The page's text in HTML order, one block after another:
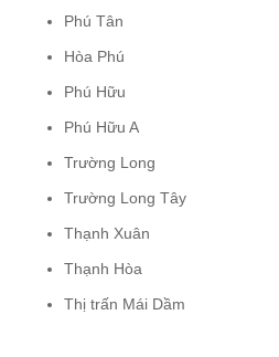
Phú Tân
Hòa Phú
Phú Hữu
Phú Hữu A
Trường Long
Trường Long Tây
Thạnh Xuân
Thạnh Hòa
Thị trấn Mái Dầm